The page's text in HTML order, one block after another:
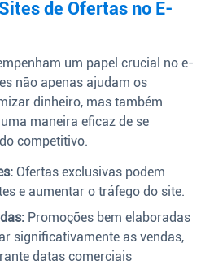
de Ofertas no E-
um papel crucial no e-
não apenas ajudam os
dinheiro, mas também
maneira eficaz de se
competitivo.
Ofertas exclusivas podem
e aumentar o tráfego do site.
Promoções bem elaboradas
significativamente as vendas,
datas comerciais